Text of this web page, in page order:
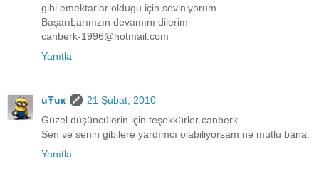
gibi emektarlar oldugu için seviniyorum...
BaşarıLarınızın devamını dilerim
canberk-1996@hotmail.com
Yanıtla
uŦuк
21 Şubat, 2010
Güzel düşüncülerin için teşekkürler canberk...
Sen ve senin gibilere yardımcı olabiliyorsam ne mutlu bana.
Yanıtla